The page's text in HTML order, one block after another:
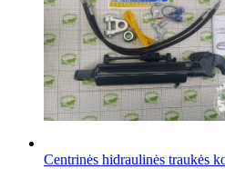
Centrinės hidraulinės traukės